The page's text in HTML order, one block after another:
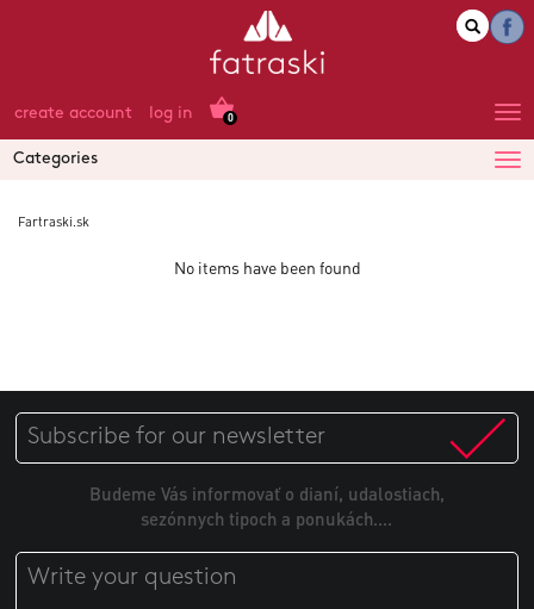
0
create account log in
Categories
Fartraski.sk
No items have been found
Budeme Vás informovať o dianí, udalostiach,
sezónnych tipoch a ponukách....